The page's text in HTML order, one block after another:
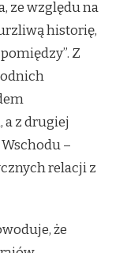
ze względu na
historię,
Z
z drugiej
–
relacji z
że